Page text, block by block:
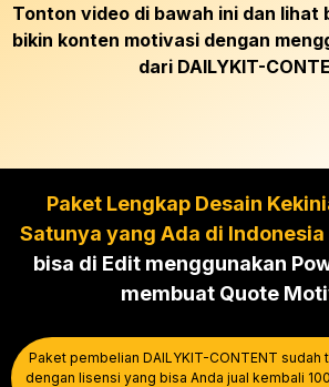
Tonton video di bawah ini dan lihat
bikin konten motivasi dengan
dari DAILYKIT-
Paket Lengkap Desain
Satunya yang Ada di Indonesia
bisa di Edit menggunakan
membuat Quote
Paket pembelian DAILYKIT-CONTENT sudah
dengan lisensi yang bisa Anda jual kembali